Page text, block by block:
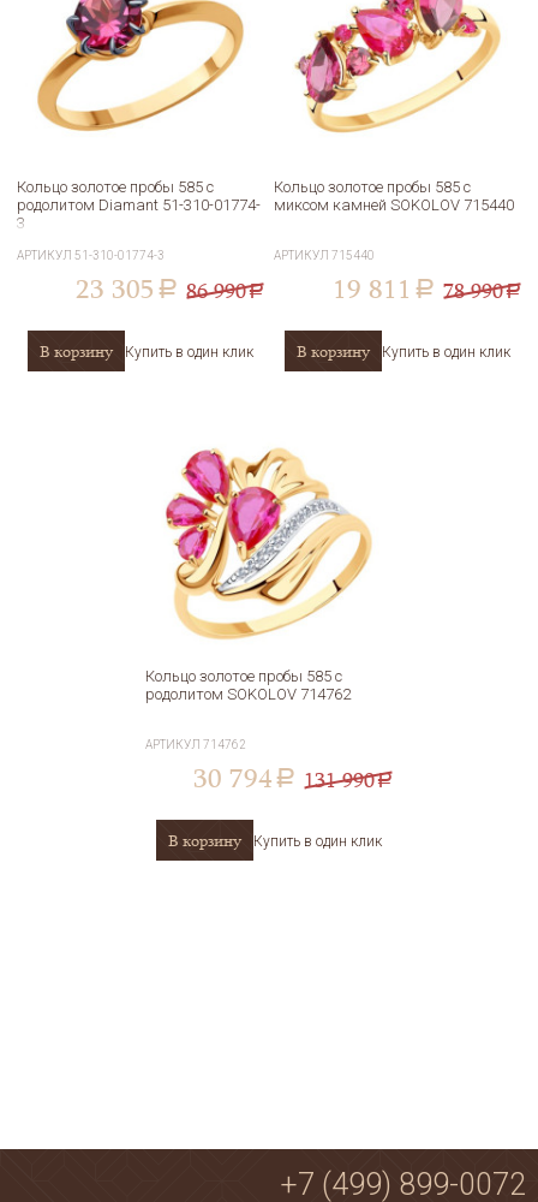
Кольцо золотое пробы 585 с
родолитом Diamant 51-310-01774-
3
АРТИКУЛ51-310-01774-3
23 305 a 86 990a
В корзину Купить в один клик
Кольцо золотое пробы 585 с
миксом камней SOKOLOV 715440
АРТИКУЛ 715440
19 811 a 78 990a
В корзину Купить в один клик
Кольцо золотое пробы 585 с
родолитом SOKOLOV 714762
АРТИКУЛ714762
30 794 a 131 990a
В корзину Купить в один клик
+7 (499) 899-0072